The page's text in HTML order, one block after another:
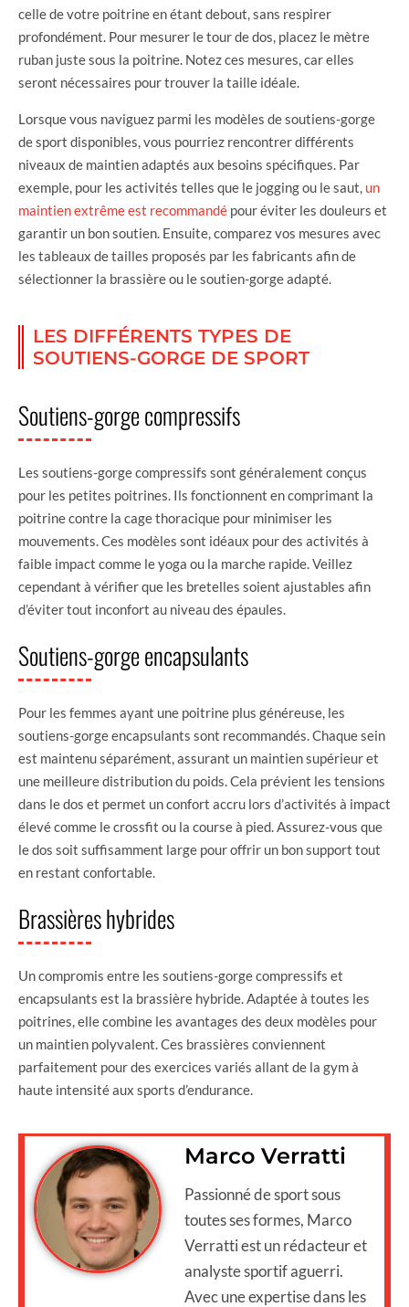
celle de votre poitrine en étant debout, sans respirer
profondément. Pour mesurer le tour de dos, placez le mètre
ruban juste sous la poitrine. Notez ces mesures, car elles
seront nécessaires pour trouver la taille idéale.
Lorsque vous naviguez parmi les modèles de soutiens-gorge
de sport disponibles, vous pourriez rencontrer différents
niveaux de maintien adaptés aux besoins spécifiques. Par
exemple, pour les activités telles que le jogging ou le saut, un
maintien extrême est recommandé pour éviter les douleurs et
garantir un bon soutien. Ensuite, comparez vos mesures avec
les tableaux de tailles proposés par les fabricants afin de
sélectionner la brassière ou le soutien-gorge adapté.
LES DIFFÉRENTS TYPES DE
SOUTIENS-GORGE DE SPORT
Soutiens-gorge compressifs
Les soutiens-gorge compressifs sont généralement conçus
pour les petites poitrines. Ils fonctionnent en comprimant la
poitrine contre la cage thoracique pour minimiser les
mouvements. Ces modèles sont idéaux pour des activités à
faible impact comme le yoga ou la marche rapide. Veillez
cependant à vérifier que les bretelles soient ajustables afin
d’éviter tout inconfort au niveau des épaules.
Soutiens-gorge encapsulants
Pour les femmes ayant une poitrine plus généreuse, les
soutiens-gorge encapsulants sont recommandés. Chaque sein
est maintenu séparément, assurant un maintien supérieur et
une meilleure distribution du poids. Cela prévient les tensions
dans le dos et permet un confort accru lors d’activités à impact
élevé comme le crossfit ou la course à pied. Assurez-vous que
le dos soit suffisamment large pour offrir un bon support tout
en restant confortable.
Brassières hybrides
Un compromis entre les soutiens-gorge compressifs et
encapsulants est la brassière hybride. Adaptée à toutes les
poitrines, elle combine les avantages des deux modèles pour
un maintien polyvalent. Ces brassières conviennent
parfaitement pour des exercices variés allant de la gym à
haute intensité aux sports d’endurance.
Marco Verratti
Passionné de sport sous
toutes ses formes, Marco
Verratti est un rédacteur et
analyste sportif aguerri.
Avec une expertise dans les